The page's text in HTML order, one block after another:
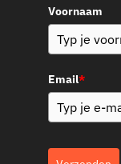
Voornaam
Email*